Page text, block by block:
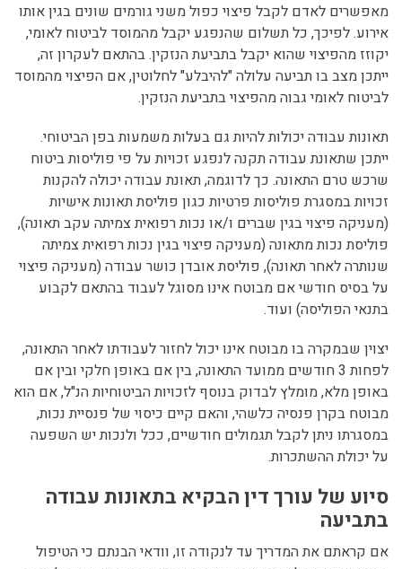
מאפשרים לאדם לקבל פיצוי כפול משני גורמים שונים בגין אותו
אירוע. לפיכך, כל תשלום שהנפגע יקבל מהמוסד לביטוח לאומי,
יקוזז מהפיצוי שהוא יקבל בתביעת הנזקין. בהתאם לעקרון זה,
ייתכן מצב בו תביעה עלולה "להיבלע" לחלוטין, אם הפיצוי מהמוסד
לביטוח לאומי גבוה מהפיצוי בתביעת הנזקין.
תאונות עבודה יכולות להיות גם בעלות משמעות בפן הביטוחי.
ייתכן שתאונת עבודה תקנה לנפגע זכויות על פי פוליסות ביטוח
שרכש טרם התאונה. כך לדוגמה, תאונת עבודה יכולה להקנות
זכויות במסגרת פוליסות פרטיות כגון פוליסת תאונות אישיות
(מעניקה פיצוי בגין שברים ו/או נכות רפואית צמיתה עקב תאונה),
פוליסת נכות מתאונה (מעניקה פיצוי בגין נכות רפואית צמיתה
שנותרה לאחר תאונה), פוליסת אובדן כושר עבודה (מעניקה פיצוי
על בסיס חודשי אם מבוטח אינו מסוגל לעבוד בהתאם לקבוע
בתנאי הפוליסה) ועוד.
יצוין שבמקרה בו מבוטח אינו יכול לחזור לעבודתו לאחר התאונה,
לפחות 3 חודשים ממועד התאונה, בין אם באופן חלקי ובין אם
באופן מלא, מומלץ לבדוק בנוסף לזכויות הביטוחיות הנ"ל, אם הוא
מבוטח בקרן פנסיה כלשהי, והאם קיים כיסוי של פנסיית נכות,
במסגרתו ניתן לקבל תגמולים חודשיים, ככל ולנכות יש השפעה
על יכולת ההשתכרות.
סיוע של עורך דין הבקיא בתאונות עבודה
בתביעה
אם קראתם את המדריך עד לנקודה זו, וודאי הבנתם כי הטיפול